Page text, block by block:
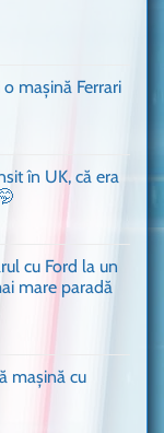
mașină Ferrari
în UK, că era
cu Ford la un
mare paradă
mașină cu